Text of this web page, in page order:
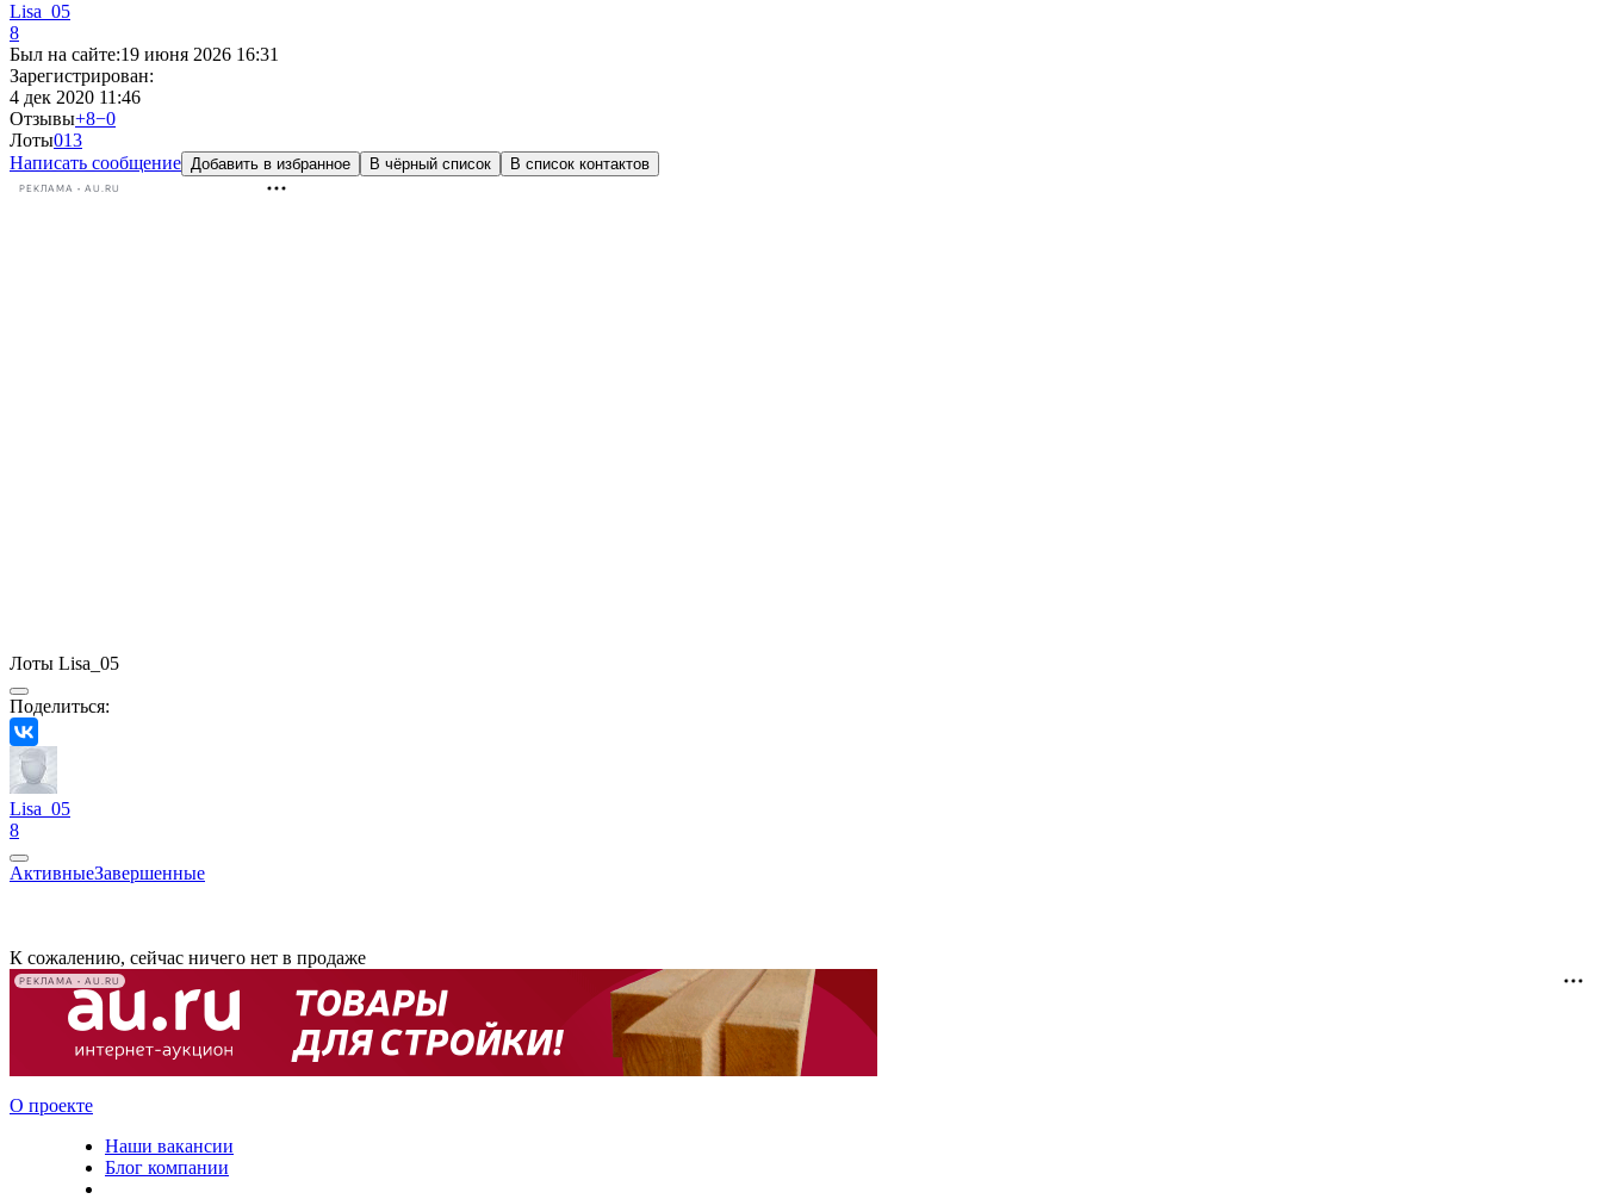
Lisa_05
8
Был на сайте:19 июня 2026 16:31
Зарегистрирован:
4 дек 2020 11:46
Отзывы+8−0
Лоты013
Написать сообщение Добавить в избранное В чёрный список В список контактов
РЕКЛАМА • AU.RU
Лоты Lisa_05
Поделиться:
Lisa_05
8
АктивныеЗавершенные
К сожалению, сейчас ничего нет в продаже
РЕКЛАМА • AU.RU
О проекте
Наши вакансии
Блог компании